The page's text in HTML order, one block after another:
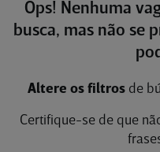
Ops! Nenhuma
busca, mas não se
Altere os filtros de
Certifique-se de que